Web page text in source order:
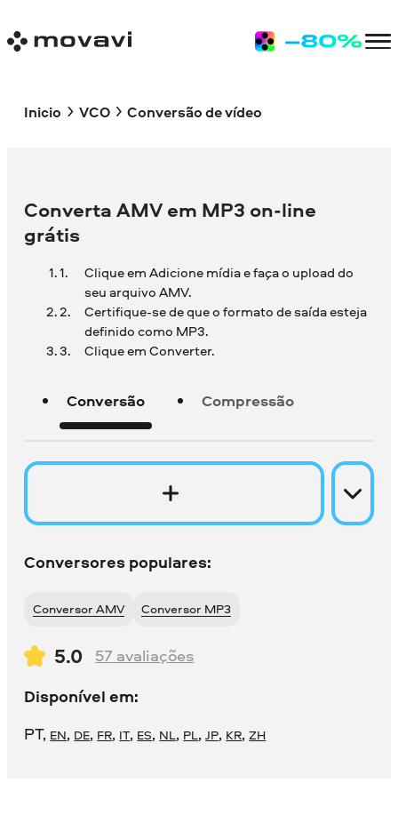
Inicio VCO Conversão de vídeo
Converta AMV em MP3 on-line
grátis
Clique em Adicione mídia e faça o upload do
seu arquivo AMV.
Certifique-se de que o formato de saída esteja
definido como MP3.
Clique em Converter.
Conversão Compressão
Conversores populares:
Conversor AMV Conversor MP3
5.0 57 avaliações
Disponível em:
PT, EN, DE, FR, IT, ES, NL, PL,JP, KR,ZH